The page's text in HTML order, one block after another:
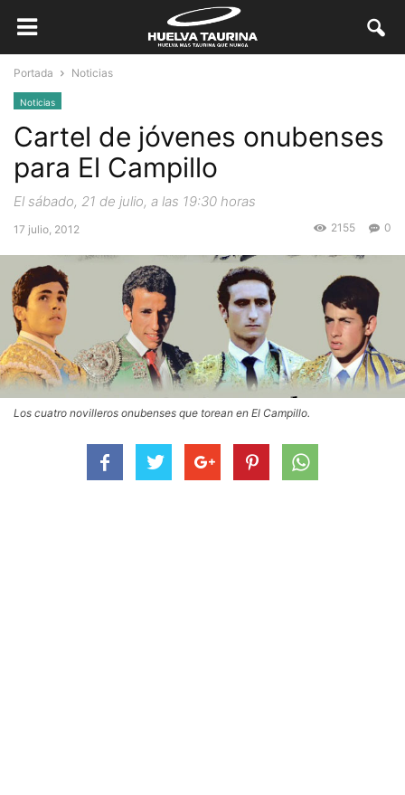
Portada Noticias
Noticias
Cartel de jóvenes onubenses
para El Campillo
El sábado, 21 de julio, a las 19:30 horas
17 julio, 2012 0
2155
Los cuatro novilleros onubenses que torean en El Campillo.